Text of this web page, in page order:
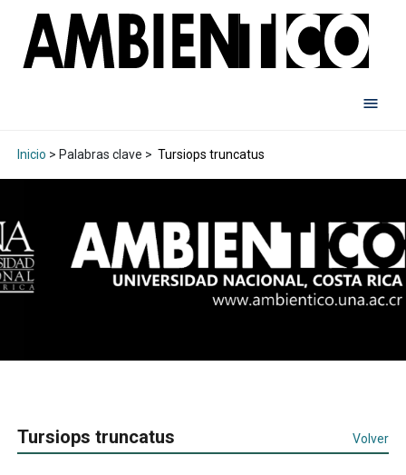
Inicio > Palabras clave > Tursiops truncatus
Tursiops truncatus Volver